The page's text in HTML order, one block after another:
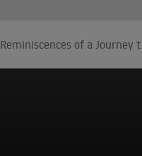
Reminiscences of a